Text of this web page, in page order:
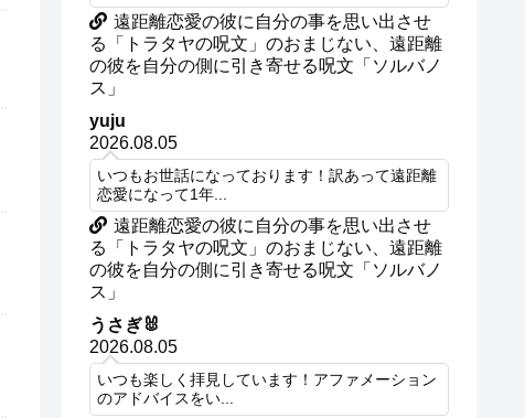
遠距離恋愛の彼に自分の事を思い出させ
る「トラタヤの呪文」のおまじない、遠距離
の彼を自分の側に引き寄せる呪文「ソルバノ
ス」
yuju
2026.08.05
いつもお世話になっております！訳あって遠距離
恋愛になって1年...
遠距離恋愛の彼に自分の事を思い出させ
る「トラタヤの呪文」のおまじない、遠距離
の彼を自分の側に引き寄せる呪文「ソルバノ
ス」
うさぎ🐰
2026.08.05
いつも楽しく拝見しています！アファメーション
のアドバイスをい...